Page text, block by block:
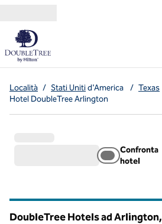
Località / Stati Unitid'America / Texas
Hotel DoubleTree Arlington
Confronta
hotel
DoubleTree Hotels ad Arlington,